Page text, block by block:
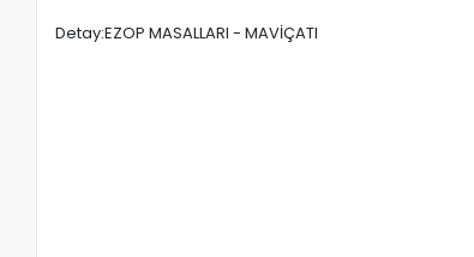
Detay:EZOP MASALLARI - MAVİÇATI